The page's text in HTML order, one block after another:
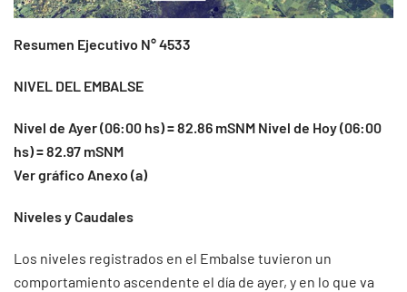
Resumen Ejecutivo N° 4533
NIVEL DEL EMBALSE
Nivel de Ayer (06:00 hs) = 82.86 mSNM Nivel de Hoy (06:00
hs) = 82.97 mSNM
Ver gráfico Anexo (a)
Niveles y Caudales
Los niveles registrados en el Embalse tuvieron un
comportamiento ascendente el día de ayer, y en lo que va